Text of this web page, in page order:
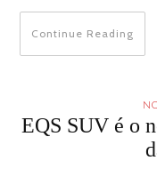
Continue Reading
EQS SUV é o